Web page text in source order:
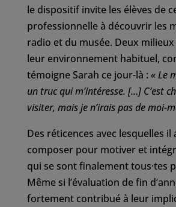
le dispositif invite les élèves de
professionnelle à découvrir les
radio et du musée. Deux
leur environnement habituel,
témoigne Sarah ce jour-là : « Le
un truc qui m’intéresse. […] C’est
visiter, mais je n’irais pas de moi-
Des réticences avec lesquelles il
composer pour motiver et
qui se sont finalement tous·tes
Même si l’évaluation de fin
fortement contribué à leur